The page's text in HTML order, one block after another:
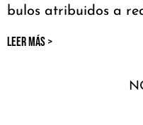
bulos atribuidos a
LEER MÁS >